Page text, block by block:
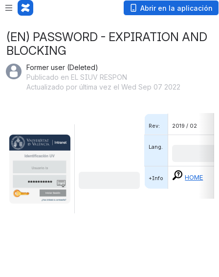
Abrir en la aplicación
(EN) PASSWORD - EXPIRATION AND
BLOCKING
Former user (Deleted)
Publicado en EL SIUV RESPON
Actualizado por última vez el Wed Sep 07 2022
Abrir
Rev: 2019 / 02
Lang.
+Info HOME